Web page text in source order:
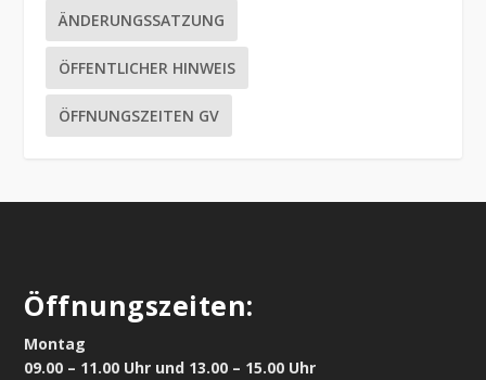
ÄNDERUNGSSATZUNG
ÖFFENTLICHER HINWEIS
ÖFFNUNGSZEITEN GV
Öffnungszeiten:
Montag
09.00 – 11.00 Uhr und 13.00 – 15.00 Uhr